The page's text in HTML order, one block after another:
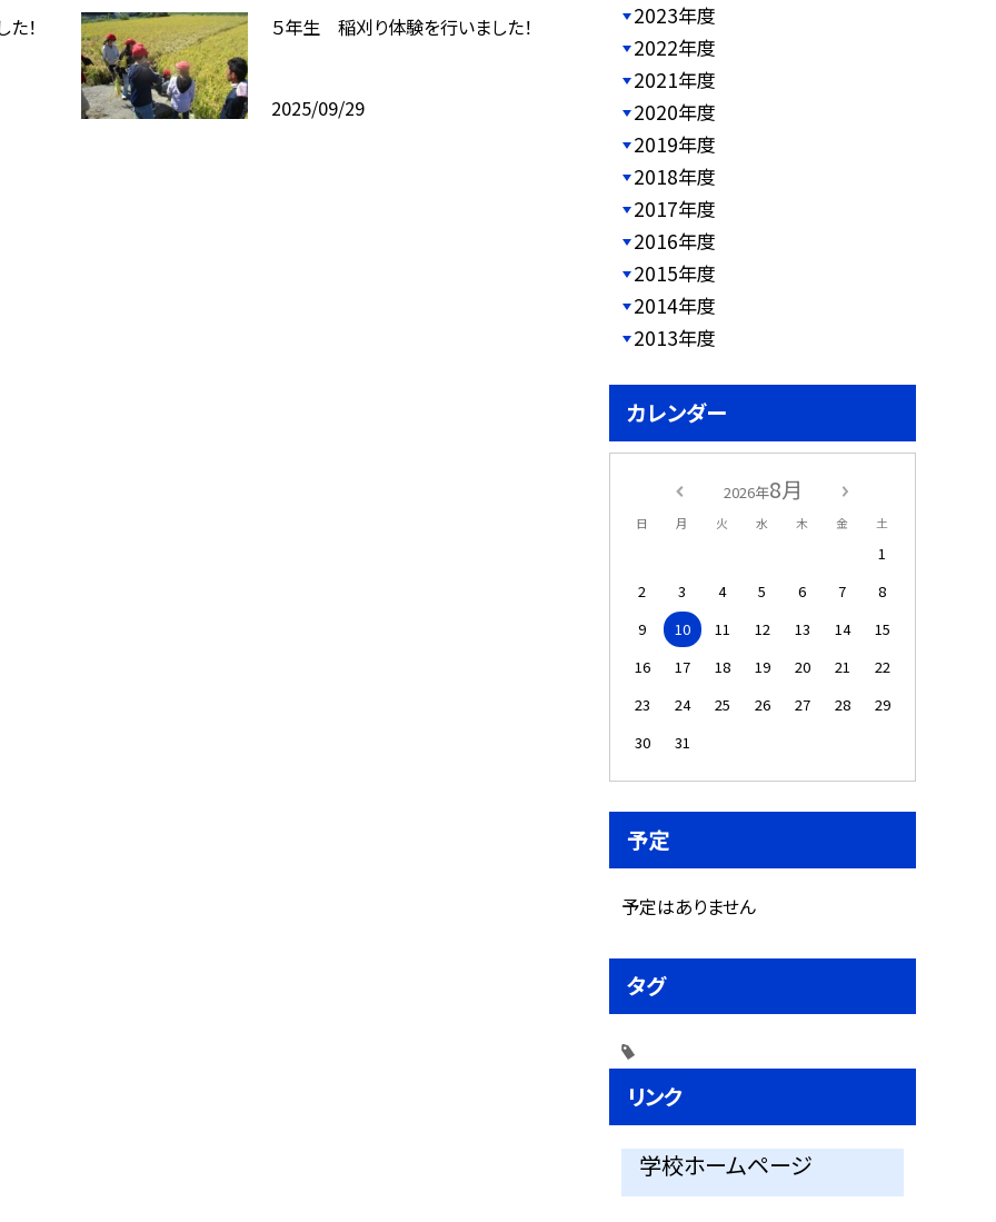
！ ５年生 稲刈り体験を行いました！
2025/09/29
2023年度
2022年度
2021年度
2020年度
2019年度
2018年度
2017年度
2016年度
2015年度
2014年度
2013年度
カレンダー
2026年8月
日 月 火 水 木 金 土
1
2
3 4 5 6 7
8
9
10 11 12 13 14
15
16
17 18 19 20 21
22
23
24 25 26 27 28
29
30
31
予定
予定はありません
タグ
リンク
学校ホームページ